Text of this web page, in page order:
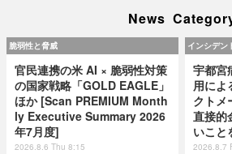
News
脆弱性と脅威
官民連携の米 AI × 脆弱性対策
の国家戦略「GOLD EAGLE」
ほか [Scan PREMIUM Month
ly Executive Summary 2026
年7月度]
2026.8.6 Thu 8:15
インシデン
宇都宮
用によ
クトメ
直接的
いこと
2026.8.7